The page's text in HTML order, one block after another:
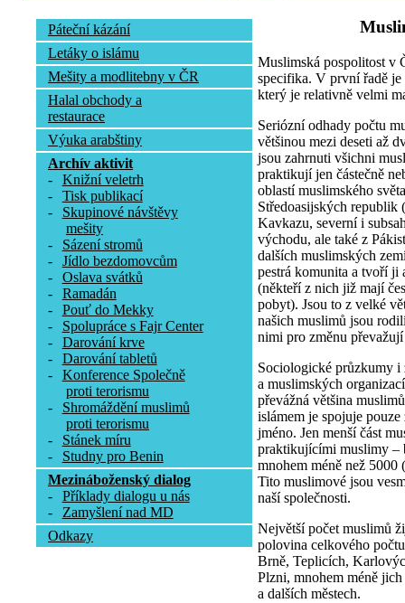
Páteční kázání
Letáky o islámu
Mešity a modlitebny v ČR
Halal obchody a
restaurace
Výuka arabštiny
Archív aktivit
-
Knižní veletrh
-
Tisk publikací
-
Skupinové návštěvy
mešity
-
Sázení stromů
-
Jídlo bezdomovcům
-
Oslava svátků
-
Ramadán
-
Pouť do Mekky
-
Spolupráce s Fajr Center
-
Darování krve
-
Darování tabletů
-
Konference Společně
proti terorismu
-
Shromáždění muslimů
proti terorismu
-
Stánek míru
-
Studny pro Benin
Mezináboženský dialog
-
Příklady dialogu u nás
-
Zamyšlení nad MD
Odkazy
Muslimská pospolitost v
specifika. V první řadě je
který je relativně velmi
Seriózní odhady počtu
většinou mezi deseti až
jsou zahrnuti všichni
praktikují jen částečně
oblastí muslimského
Středoasijských republik
Kavkazu, severní i
východu, ale také z
dalších muslimských
pestrá komunita a tvoří ji
(někteří z nich již mají
pobyt). Jsou to z velké
našich muslimů jsou
nimi pro změnu převažují
Sociologické průzkumy i
a muslimských
převážná většina
islámem je spojuje
jméno. Jen menší část
praktikujícími muslimy –
mnohem méně než
Tito muslimové jsou
naší společnosti.
Největší počet muslimů
polovina celkového
Brně, Teplicích,
Plzni, mnohem méně
a dalších městech.